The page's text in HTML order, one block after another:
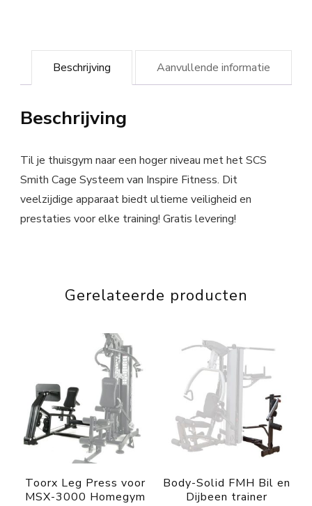
Beschrijving Aanvullende informatie
Beschrijving
Til je thuisgym naar een hoger niveau met het SCS
Smith Cage Systeem van Inspire Fitness. Dit
veelzijdige apparaat biedt ultieme veiligheid en
prestaties voor elke training! Gratis levering!
Gerelateerde producten
Toorx Leg Press voor
MSX-3000 Homegym
Body-Solid FMH Bil en
Dijbeen trainer